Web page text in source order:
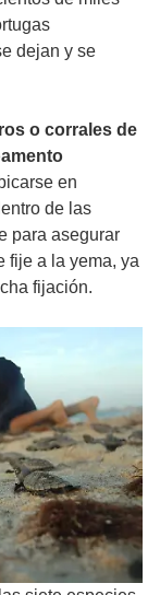
dejan y se
o corrales de
en
de las
para asegurar
fije a la yema, ya
fijación.